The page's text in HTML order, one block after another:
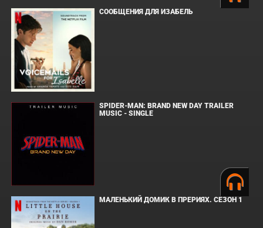
СООБЩЕНИЯ ДЛЯ ИЗАБЕЛЬ
SPIDER-MAN: BRAND NEW DAY TRAILER
MUSIC - SINGLE
МАЛЕНЬКИЙ ДОМИК В ПРЕРИЯХ. СЕЗОН 1